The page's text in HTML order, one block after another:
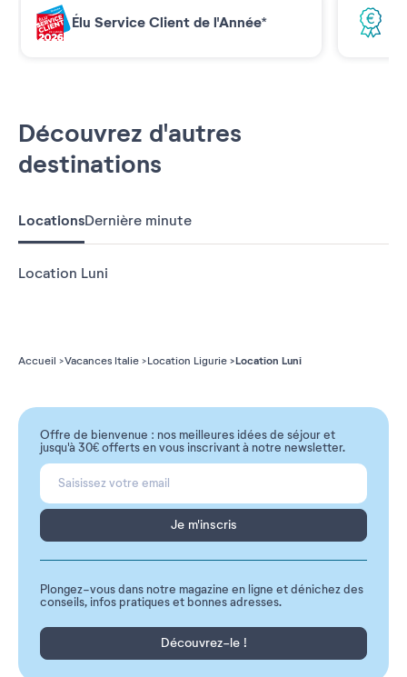
Élu Service Client de l'Année*
Découvrez d'autres
destinations
LocationsDernière minute
Location Luni
Accueil Vacances Italie Location Ligurie Location Luni
Offre de bienvenue : nos meilleures idées de séjour et
jusqu'à 30€ offerts en vous inscrivant à notre newsletter.
Je m'inscris
Plongez-vous dans notre magazine en ligne et dénichez des
conseils, infos pratiques et bonnes adresses.
Découvrez-le !